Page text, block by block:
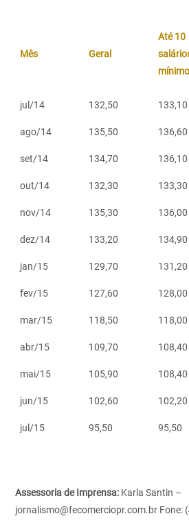
Mês Geral
Até 10
jul/14 132,50 133,10
ago/14 135,50 136,60
set/14 134,70 136,10
out/14 132,30 133,30
nov/14 135,30 136,00
dez/14 133,20 134,90
jan/15 129,70 131,20
fev/15 127,60 128,00
mar/15 118,50 118,00
abr/15 109,70 108,40
mai/15 105,90 108,40
jun/15 102,60 102,20
jul/15 95,50 95,50
Assessoria de Imprensa: Karla Santin –
jornalismo@fecomerciopr.com.br Fone: